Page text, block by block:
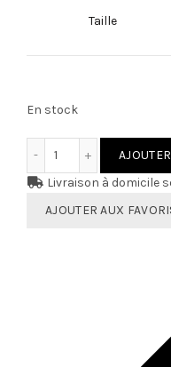
Taille
En stock
Livraison à domicile
AJOUTER AUX